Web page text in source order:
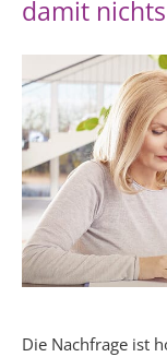
damit
Die Nachfrage ist